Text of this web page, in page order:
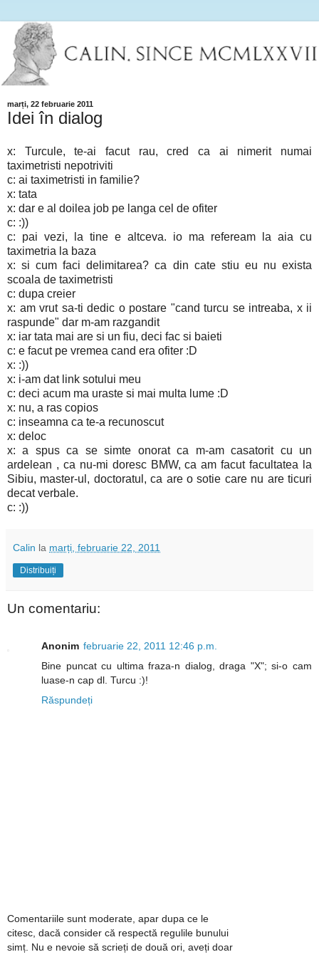
marți, 22 februarie 2011
Idei în dialog
x: Turcule, te-ai facut rau, cred ca ai nimerit numai
taximetristi nepotriviti
c: ai taximetristi in familie?
x: tata
x: dar e al doilea job pe langa cel de ofiter
c: :))
c: pai vezi, la tine e altceva. io ma refeream la aia cu
taximetria la baza
x: si cum faci delimitarea? ca din cate stiu eu nu exista
scoala de taximetristi
c: dupa creier
x: am vrut sa-ti dedic o postare "cand turcu se intreaba, x ii
raspunde" dar m-am razgandit
x: iar tata mai are si un fiu, deci fac si baieti
c: e facut pe vremea cand era ofiter :D
x: :))
x: i-am dat link sotului meu
c: deci acum ma uraste si mai multa lume :D
x: nu, a ras copios
c: inseamna ca te-a recunoscut
x: deloc
x: a spus ca se simte onorat ca m-am casatorit cu un
ardelean , ca nu-mi doresc BMW, ca am facut facultatea la
Sibiu, master-ul, doctoratul, ca are o sotie care nu are ticuri
decat verbale.
c: :))
Calin la marți, februarie 22, 2011
Distribuiți
Un comentariu:
Anonim februarie 22, 2011 12:46 p.m.
Bine puncat cu ultima fraza-n dialog, draga "X"; si-o cam
luase-n cap dl. Turcu :)!
Răspundeți
Comentariile sunt moderate, apar dupa ce le
citesc, dacă consider că respectă regulile bunului
simț. Nu e nevoie să scrieți de două ori, aveți doar